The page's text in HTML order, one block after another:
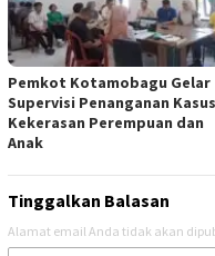
Pemkot Kotamobagu Gelar
Supervisi Penanganan Kasus
Kekerasan Perempuan dan
Anak
Tinggalkan Balasan
Alamat email Anda tidak akan